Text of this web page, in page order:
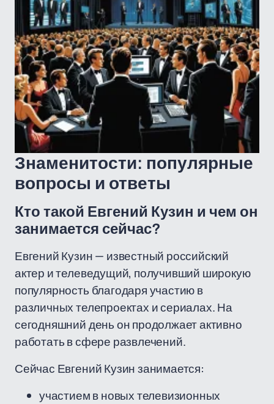
Знаменитости: популярные
вопросы и ответы
Кто такой Евгений Кузин и чем он
занимается сейчас?
Евгений Кузин — известный российский
актер и телеведущий, получивший широкую
популярность благодаря участию в
различных телепроектах и сериалах. На
сегодняшний день он продолжает активно
работать в сфере развлечений.
Сейчас Евгений Кузин занимается:
участием в новых телевизионных